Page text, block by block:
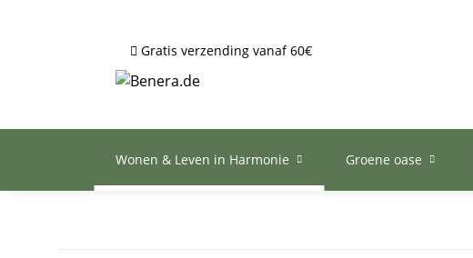
Gratis verzending vanaf 60€
Wonen & Leven in Harmonie Groene oase